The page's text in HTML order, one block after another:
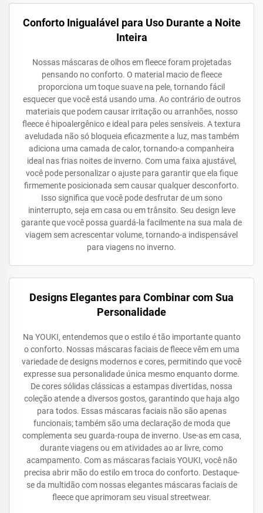
Conforto Inigualável para Uso Durante a Noite
Inteira
Nossas máscaras de olhos em fleece foram projetadas
pensando no conforto. O material macio de fleece
proporciona um toque suave na pele, tornando fácil
esquecer que você está usando uma. Ao contrário de outros
materiais que podem causar irritação ou arranhões, nosso
fleece é hipoalergênico e ideal para peles sensíveis. A textura
aveludada não só bloqueia eficazmente a luz, mas também
adiciona uma camada de calor, tornando-a companheira
ideal nas frias noites de inverno. Com uma faixa ajustável,
você pode personalizar o ajuste para garantir que ela fique
firmemente posicionada sem causar qualquer desconforto.
Isso significa que você pode desfrutar de um sono
ininterrupto, seja em casa ou em trânsito. Seu design leve
garante que você possa guardá-la facilmente na sua mala de
viagem sem acrescentar volume, tornando-a indispensável
para viagens no inverno.
Designs Elegantes para Combinar com Sua
Personalidade
Na YOUKI, entendemos que o estilo é tão importante quanto
o conforto. Nossas máscaras faciais de fleece vêm em uma
variedade de designs modernos e cores, permitindo que você
expresse sua personalidade única mesmo enquanto dorme.
De cores sólidas clássicas a estampas divertidas, nossa
coleção atende a diversos gostos, garantindo que haja algo
para todos. Essas máscaras faciais não são apenas
funcionais; também são uma declaração de moda que
complementa seu guarda-roupa de inverno. Use-as em casa,
durante viagens ou em atividades ao ar livre, como
acampamento. Com as máscaras faciais YOUKI, você não
precisa abrir mão do estilo em troca do conforto. Destaque-
se da multidão com nossas elegantes máscaras faciais de
fleece que aprimoram seu visual streetwear.